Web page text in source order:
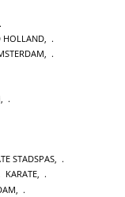
HOLLAND
,
STADSPAS,
KARATE,